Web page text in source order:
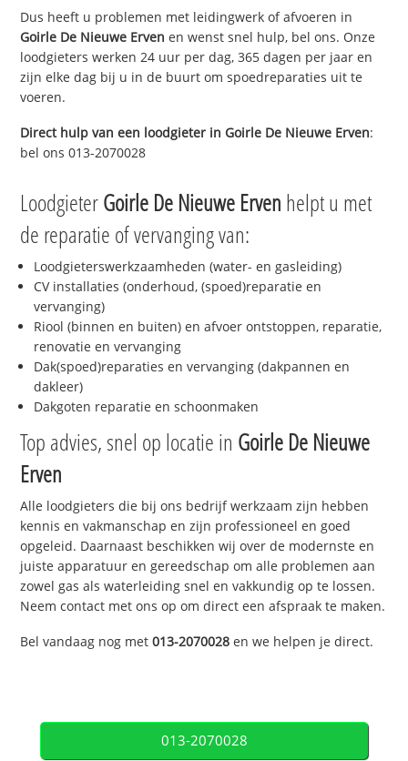
Dus heeft u problemen met leidingwerk of afvoeren in
Goirle De Nieuwe Erven en wenst snel hulp, bel ons. Onze
loodgieters werken 24 uur per dag, 365 dagen per jaar en
zijn elke dag bij u in de buurt om spoedreparaties uit te
voeren.
Direct hulp van een loodgieter in Goirle De Nieuwe Erven:
bel ons 013-2070028
LoodgieterGoirle De Nieuwe Erven helpt u met
de reparatie of vervanging van:
Loodgieterswerkzaamheden (water- en gasleiding)
CV installaties (onderhoud, (spoed)reparatie en
vervanging)
Riool (binnen en buiten) en afvoer ontstoppen, reparatie,
renovatie en vervanging
Dak(spoed)reparaties en vervanging (dakpannen en
dakleer)
Dakgoten reparatie en schoonmaken
Top advies, snel op locatie in Goirle De Nieuwe
Erven
Alle loodgieters die bij ons bedrijf werkzaam zijn hebben
kennis en vakmanschap en zijn professioneel en goed
opgeleid. Daarnaast beschikken wij over de modernste en
juiste apparatuur en gereedschap om alle problemen aan
zowel gas als waterleiding snel en vakkundig op te lossen.
Neem contact met ons op om direct een afspraak te maken.
Bel vandaag nog met013-2070028 en we helpen je direct.
013-2070028